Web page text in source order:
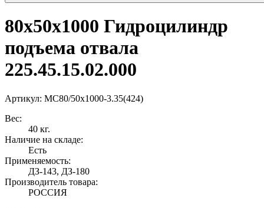
80x50x1000 Гидроцилиндр
подъема отвала
225.45.15.02.000
Артикул: МС80/50x1000-3.35(424)
Вес:
40 кг.
Наличие на складе:
Есть
Применяемость:
ДЗ-143, ДЗ-180
Производитель товара:
РОССИЯ